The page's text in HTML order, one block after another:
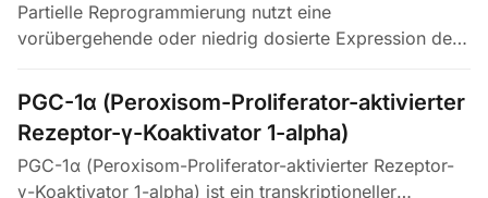
Partielle Reprogrammierung nutzt eine
vorübergehende oder niedrig dosierte Expression der
differenzierte Identität zu löschen…
PGC-1α (Peroxisom-Proliferator-aktivierter
Rezeptor-γ-Koaktivator 1-alpha)
PGC-1α (Peroxisom-Proliferator-aktivierter Rezeptor-
γ-Koaktivator 1-alpha) ist ein transkriptioneller